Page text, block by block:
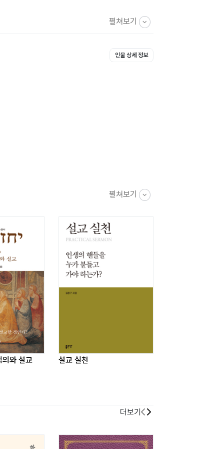
펼쳐보기
인물 상세 정보
펼쳐보기
의와 설교 설교 실천
더보기